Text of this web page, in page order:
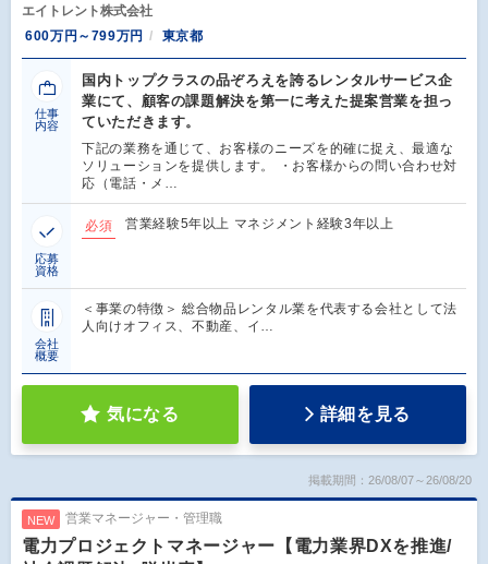
エイトレント株式会社
600万円～799万円
東京都
仕事
内容
国内トップクラスの品ぞろえを誇るレンタルサービス企
業にて、顧客の課題解決を第一に考えた提案営業を担っ
ていただきます。
下記の業務を通じて、お客様のニーズを的確に捉え、最適な
ソリューションを提供します。 ・お客様からの問い合わせ対
応（電話・メ…
応募
資格
必須 営業経験5年以上 マネジメント経験3年以上
会社
概要
＜事業の特徴＞ 総合物品レンタル業を代表する会社として法
人向けオフィス、不動産、イ…
気になる 詳細を見る
掲載期間：26/08/07～26/08/20
NEW 営業マネージャー・管理職
電力プロジェクトマネージャー【電力業界DXを推進/